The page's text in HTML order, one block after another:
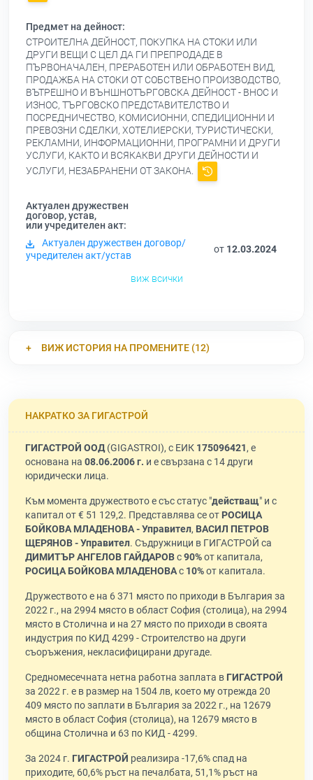
Предмет на дейност:
СТРОИТЕЛНА ДЕЙНОСТ, ПОКУПКА НА СТОКИ ИЛИ
ДРУГИ ВЕЩИ С ЦЕЛ ДА ГИ ПРЕПРОДАДЕ В
ПЪРВОНАЧАЛЕН, ПРЕРАБОТЕН ИЛИ ОБРАБОТЕН ВИД,
ПРОДАЖБА НА СТОКИ ОТ СОБСТВЕНО ПРОИЗВОДСТВО,
ВЪТРЕШНО И ВЪНШНОТЪРГОВСКА ДЕЙНОСТ - ВНОС И
ИЗНОС, ТЪРГОВСКО ПРЕДСТАВИТЕЛСТВО И
ПОСРЕДНИЧЕСТВО, КОМИСИОННИ, СПЕДИЦИОННИ И
ПРЕВОЗНИ СДЕЛКИ, ХОТЕЛИЕРСКИ, ТУРИСТИЧЕСКИ,
РЕКЛАМНИ, ИНФОРМАЦИОННИ, ПРОГРАМНИ И ДРУГИ
УСЛУГИ, КАКТО И ВСЯКАКВИ ДРУГИ ДЕЙНОСТИ И
УСЛУГИ, НЕЗАБРАНЕНИ ОТ ЗАКОНА.
Актуален дружествен
договор, устав,
или учредителен акт:
Актуален дружествен договор/
учредителен акт/устав
от 12.03.2024
виж всички
ВИЖ ИСТОРИЯ НА ПРОМЕНИТЕ (12)
НАКРАТКО ЗА ГИГАСТРОЙ
ГИГАСТРОЙ ООД(GIGASTROI), с ЕИК 175096421, е
основана на 08.06.2006 г. и е свързана с 14 други
юридически лица.
Към момента дружеството е със статус "действащ" и с
капитал от € 51 129,2. Представлява се от РОСИЦА
БОЙКОВА МЛАДЕНОВА - Управител, ВАСИЛ ПЕТРОВ
ЩЕРЯНОВ - Управител. Съдружници в ГИГАСТРОЙ са
ДИМИТЪР АНГЕЛОВ ГАЙДАРОВс90%от капитала,
РОСИЦА БОЙКОВА МЛАДЕНОВАс 10%от капитала.
Дружеството е на 6 371 място по приходи в България за
2022 г., на 2994 място в област София (столица), на 2994
място в Столична и на 27 място по приходи в своята
индустрия по КИД 4299 - Строителство на други
съоръжения, некласифицирани другаде.
Средномесечната нетна работна заплата в ГИГАСТРОЙ
за 2022 г. е в размер на 1504 лв, което му отрежда 20
409 място по заплати в България за 2022 г., на 12679
място в област София (столица), на 12679 място в
община Столична и 63 по КИД - 4299.
За 2024 г. ГИГАСТРОЙ реализира -17,6% спад на
приходите, 60,6% ръст на печалбата, 51,1% ръст на